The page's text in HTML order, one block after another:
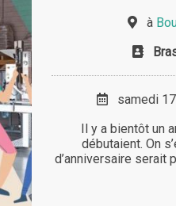
à
samedi
Il y a bientôt un
débutaient. On
d’anniversaire serait